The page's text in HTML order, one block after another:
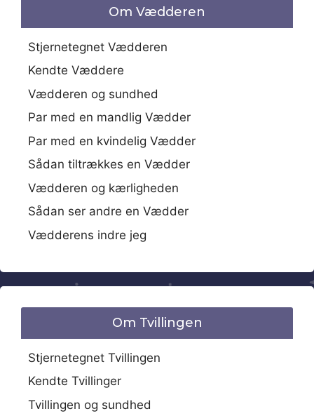
Om Vædderen
Stjernetegnet Vædderen
Kendte Væddere
Vædderen og sundhed
Par med en mandlig Vædder
Par med en kvindelig Vædder
Sådan tiltrækkes en Vædder
Vædderen og kærligheden
Sådan ser andre en Vædder
Vædderens indre jeg
Om Tvillingen
Stjernetegnet Tvillingen
Kendte Tvillinger
Tvillingen og sundhed